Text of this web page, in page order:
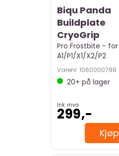
Biqu Panda
Buildplate
CryoGrip
Pro Frostbite - for
A1/P1/X1/X2/P2
Varenr 1060000788
20+ på lager
Ink. mva
299,-
Kjøp